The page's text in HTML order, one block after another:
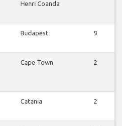
Henri Coanda
Budapest 9
Cape Town 2
Catania 2